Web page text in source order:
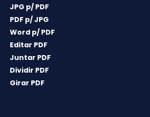
JPG p/ PDF
PDF p/ JPG
Word p/ PDF
Editar PDF
Juntar PDF
Dividir PDF
Girar PDF